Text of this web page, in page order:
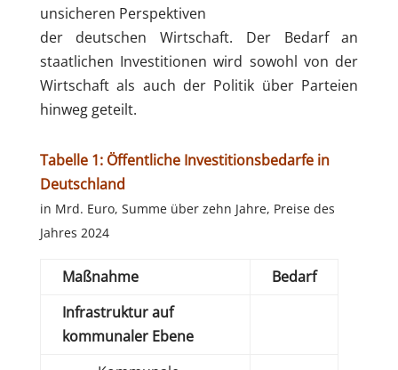
unsicheren Perspektiven
der deutschen Wirtschaft. Der Bedarf an
staatlichen Investitionen wird sowohl von der
Wirtschaft als auch der Politik über Parteien
hinweg geteilt.
Tabelle 1: Öffentliche Investitionsbedarfe in
Deutschland
in Mrd. Euro, Summe über zehn Jahre, Preise des
Jahres 2024
Maßnahme
Bedarf
Infrastruktur auf
kommunaler Ebene